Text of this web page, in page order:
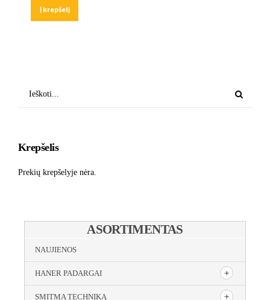
Į krepšelį
Krepšelis
Prekių krepšelyje nėra.
ASORTIMENTAS
NAUJIENOS
HANER PADARGAI
SMITMA TECHNIKĄ